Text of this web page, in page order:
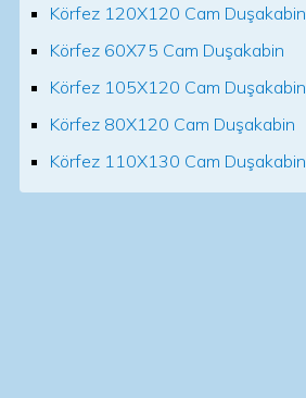
Körfez 120X120 Cam Duşakabin
Körfez 60X75 Cam Duşakabin
Körfez 105X120 Cam Duşakabin
Körfez 80X120 Cam Duşakabin
Körfez 110X130 Cam Duşakabin